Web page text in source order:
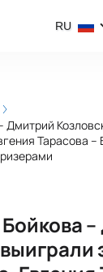
RU
Дмитрий
Тарасова